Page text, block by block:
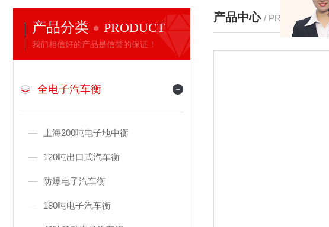
产品分类 PRODUCT
我们相信好的产品是信誉的保证！
全电子汽车衡
上海200吨电子地中衡
120吨出口式汽车衡
防爆电子汽车衡
180吨电子汽车衡
产品中心 / PRODUCTS